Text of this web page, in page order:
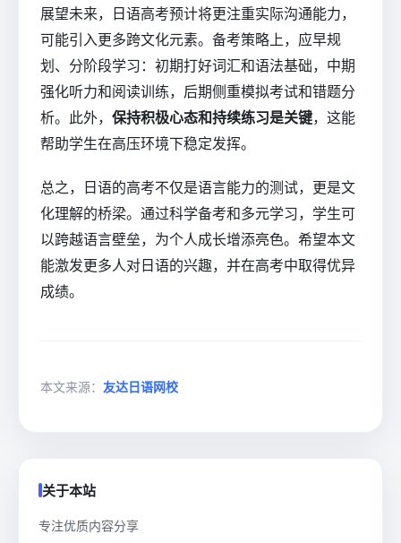
展望未来，日语高考预计将更注重实际沟通能力，
可能引入更多跨文化元素。备考策略上，应早规
划、分阶段学习：初期打好词汇和语法基础，中期
强化听力和阅读训练，后期侧重模拟考试和错题分
析。此外， 保持积极心态和持续练习是关键，这能
帮助学生在高压环境下稳定发挥。
总之，日语的高考不仅是语言能力的测试，更是文
化理解的桥梁。通过科学备考和多元学习，学生可
以跨越语言壁垒，为个人成长增添亮色。希望本文
能激发更多人对日语的兴趣，并在高考中取得优异
成绩。
本文来源： 友达日语网校
关于本站
专注优质内容分享